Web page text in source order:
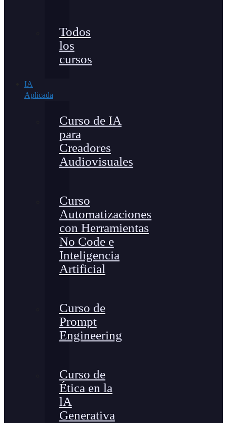
Todos
los
cursos
IA
Aplicada
Curso de IA
para
Creadores
Audiovisuales
Curso
Automatizaciones
con Herramientas
No Code e
Inteligencia
Artificial
Curso de
Prompt
Engineering
Curso de
Ética en la
lA
Generativa